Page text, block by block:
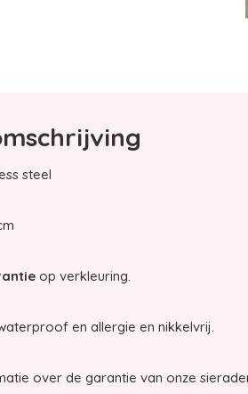
steel
op verkleuring.
en allergie en nikkelvrij.
over de garantie van onze